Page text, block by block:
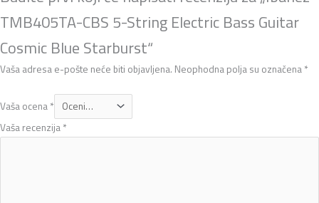
TMB405TA-CBS 5-String Electric Bass Guitar
Cosmic Blue Starburst“
Vaša adresa e-pošte neće biti objavljena. Neophodna polja su označena *
Vaša ocena *
Vaša recenzija *